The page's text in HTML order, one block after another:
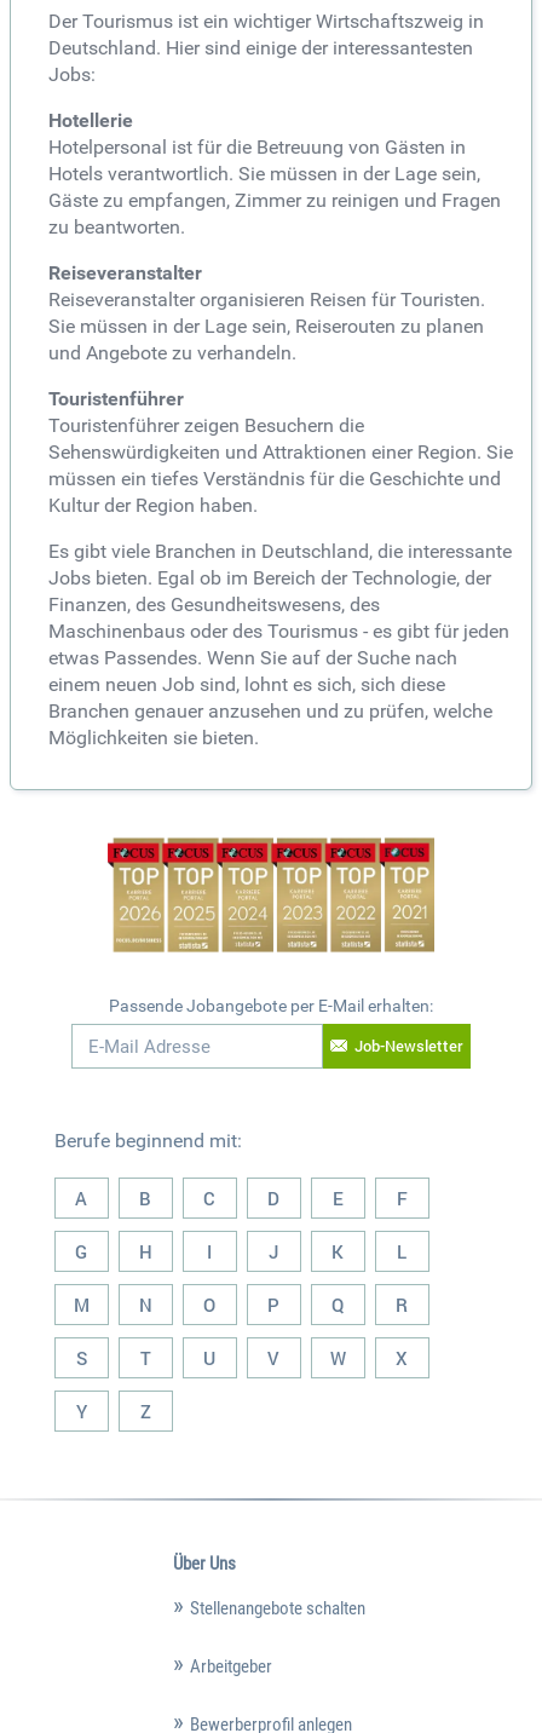
Der Tourismus ist ein wichtiger Wirtschaftszweig in
Deutschland. Hier sind einige der interessantesten
Jobs:
Hotellerie
Hotelpersonal ist für die Betreuung von Gästen in
Hotels verantwortlich. Sie müssen in der Lage sein,
Gäste zu empfangen, Zimmer zu reinigen und Fragen
zu beantworten.
Reiseveranstalter
Reiseveranstalter organisieren Reisen für Touristen.
Sie müssen in der Lage sein, Reiserouten zu planen
und Angebote zu verhandeln.
Touristenführer
Touristenführer zeigen Besuchern die
Sehenswürdigkeiten und Attraktionen einer Region. Sie
müssen ein tiefes Verständnis für die Geschichte und
Kultur der Region haben.
Es gibt viele Branchen in Deutschland, die interessante
Jobs bieten. Egal ob im Bereich der Technologie, der
Finanzen, des Gesundheitswesens, des
Maschinenbaus oder des Tourismus - es gibt für jeden
etwas Passendes. Wenn Sie auf der Suche nach
einem neuen Job sind, lohnt es sich, sich diese
Branchen genauer anzusehen und zu prüfen, welche
Möglichkeiten sie bieten.
Passende Jobangebote per E-Mail erhalten:
Job-Newsletter
Berufe beginnend mit:
A B C D E F
G H I J K L
M N O P Q R
S T U V W X
Y Z
Über Uns
Stellenangebote schalten
Arbeitgeber
Bewerberprofil anlegen